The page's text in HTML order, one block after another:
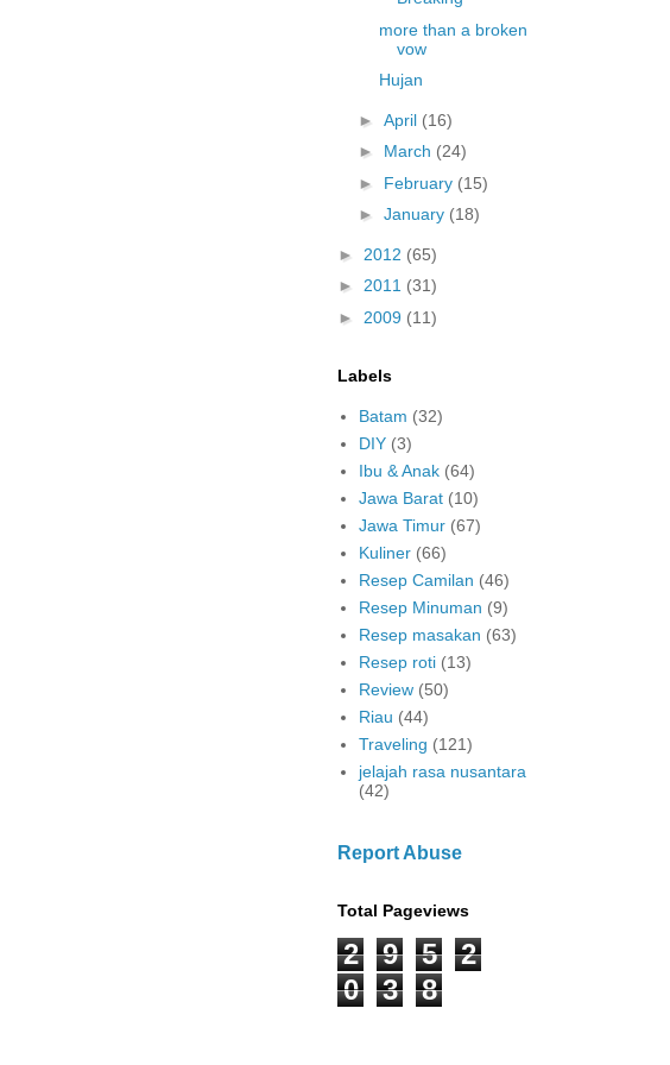
more than a broken
vow
Hujan
► April (16)
► March (24)
► February (15)
► January (18)
► 2012 (65)
► 2011 (31)
► 2009 (11)
Labels
Batam (32)
DIY (3)
Ibu & Anak (64)
Jawa Barat (10)
Jawa Timur (67)
Kuliner (66)
Resep Camilan (46)
Resep Minuman (9)
Resep masakan (63)
Resep roti (13)
Review (50)
Riau (44)
Traveling (121)
jelajah rasa nusantara
(42)
Report Abuse
Total Pageviews
2 9 5
2
0
3 8